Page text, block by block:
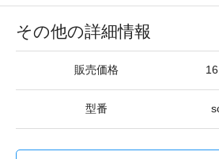
その他の詳細情報
販売価格
型番